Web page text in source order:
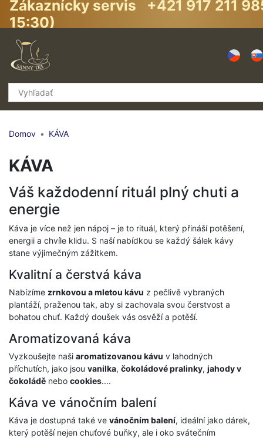
Zákaznícky servis +421 917 211
15:30)
Domov KÁVA
KÁVA
Váš každodenní rituál plný chuti a
energie
Káva je více než jen nápoj – je to rituál, který přináší potěšení,
energii a chvíle klidu. S naší nabídkou se každý šálek kávy
stane výjimečným zážitkem.
Kvalitní a čerstvá káva
Nabízíme zrnkovou a mletou kávu z pečlivě vybraných
plantáží, praženou tak, aby si zachovala svou čerstvost a
bohatou chuť. Každý doušek vás osvěží a potěší.
Aromatizovaná káva
Vyzkoušejte naši aromatizovanou kávu v lahodných
příchutích, jako jsou vanilka, čokoládové pralinky, jahody v
čokoládě nebo cookies....
Káva ve vánočním balení
Káva je dostupná také ve vánočním balení, ideální jako dárek,
který potěší nejen chuťové buňky, ale i oko svátečním